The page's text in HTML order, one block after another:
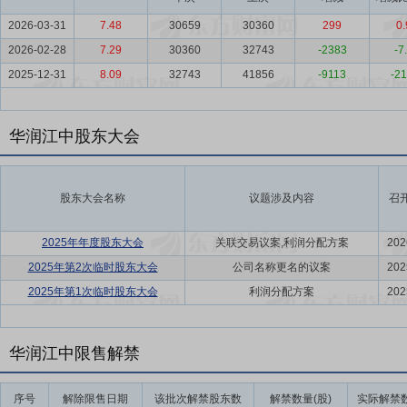
2026-03-31 7.48 30659 30360 299
2026-02-28
7.29 30360 32743 -2383
-
2025-12-31
8.09 32743 41856 -9113 -
华润江中股东大会
股东大会名称 议题涉及内容 召
2025年年度股东大会 关联交易议案,利润分配方案
2025年第2次临时股东大会
公司名称更名的议案
2025年第1次临时股东大会
利润分配方案
华润江中限售解禁
序号 解除限售日期 该批次解禁股东数 解禁数量(股) 实际解禁